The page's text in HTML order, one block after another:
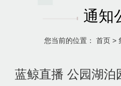
通知
您当前的位置： 首页 >
蓝鲸直播 公园湖泊